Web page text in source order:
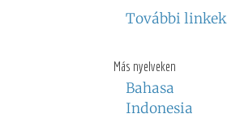
További linkek
Más nyelveken
Bahasa
Indonesia